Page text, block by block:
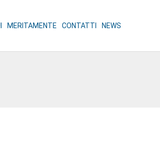
MERITAMENTE CONTATTI NEWS